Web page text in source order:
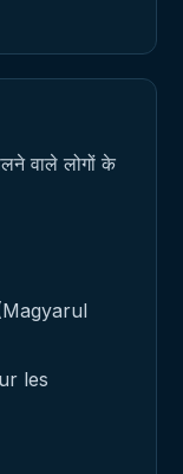
वाले लोगों के
les